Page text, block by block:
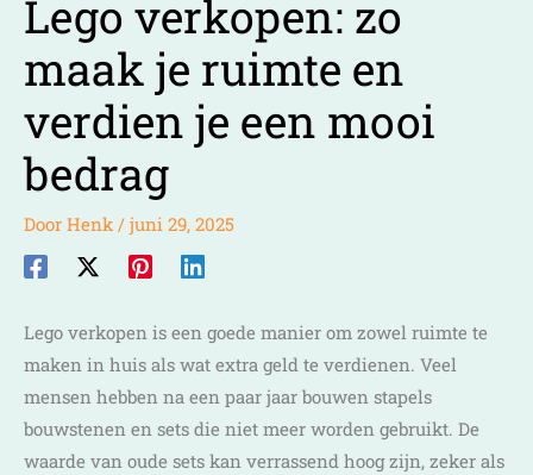
Lego verkopen: zo
maak je ruimte en
verdien je een mooi
bedrag
Door Henk/ juni 29, 2025
Lego verkopen is een goede manier om zowel ruimte te
maken in huis als wat extra geld te verdienen. Veel
mensen hebben na een paar jaar bouwen stapels
bouwstenen en sets die niet meer worden gebruikt. De
waarde van oude sets kan verrassend hoog zijn, zeker als